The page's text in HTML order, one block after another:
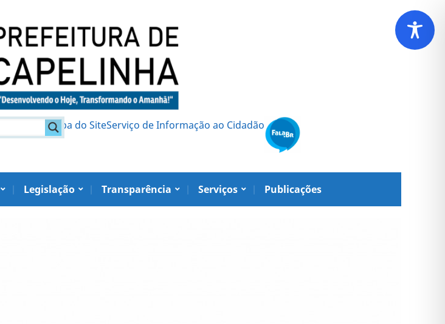
Mapa do SiteServiço de Informação ao Cidadão
Legislação Transparência Serviços Publicações